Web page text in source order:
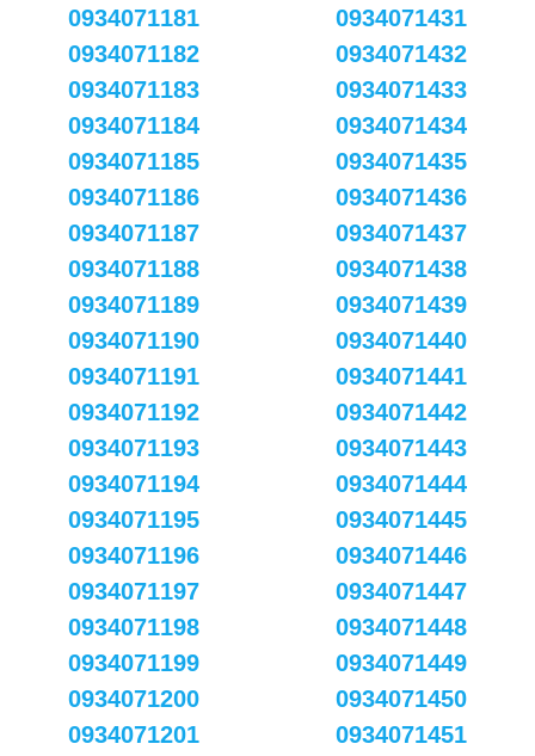
0934071181
0934071182
0934071183
0934071184
0934071185
0934071186
0934071187
0934071188
0934071189
0934071190
0934071191
0934071192
0934071193
0934071194
0934071195
0934071196
0934071197
0934071198
0934071199
0934071200
0934071201
0934071431
0934071432
0934071433
0934071434
0934071435
0934071436
0934071437
0934071438
0934071439
0934071440
0934071441
0934071442
0934071443
0934071444
0934071445
0934071446
0934071447
0934071448
0934071449
0934071450
0934071451